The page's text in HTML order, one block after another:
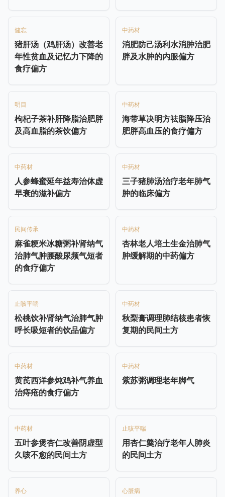
健忘
猪肝汤（鸡肝汤）改善老
年性贫血及记忆力下降的
食疗偏方
中药材
消肥防己汤利水消肿治肥
胖及水肿的内服偏方
明目
枸杞子茶补肝降脂治肥胖
及高血脂的茶饮偏方
中药材
海带草决明方祛脂降压治
肥胖高血压的食疗偏方
中药材
人参蜂蜜延年益寿治体虚
早衰的滋补偏方
中药材
三子猪肺汤治疗老年肺气
肿的临床偏方
民间传承
麻雀粳米冰糖粥补肾纳气
治肺气肿腰酸尿频气短者
的食疗偏方
中药材
杏林老人培土生金治肺气
肿缓解期的中药偏方
止咳平喘
松桃饮补肾纳气治肺气肿
呼长吸短者的饮品偏方
中药材
秋梨膏调理肺结核患者恢
复期的民间土方
中药材
黄芪西洋参炖鸡补气养血
治痔疮的食疗偏方
中药材
紫苏粥调理老年脚气
中药材
五叶参煲杏仁改善阴虚型
久咳不愈的民间土方
止咳平喘
用杏仁羹治疗老年人肺炎
的民间土方
养心 心脏病